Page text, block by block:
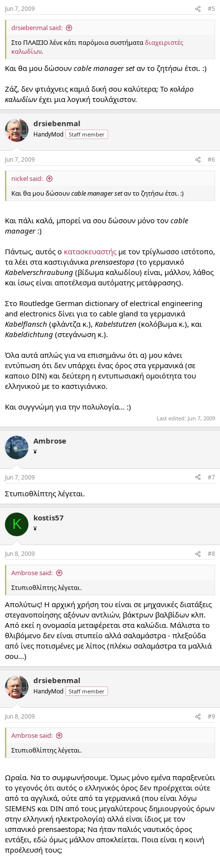
Jun 7, 2009 #5
drsiebenmal said:
Στο ΠΛΑΙΣΙΟ λένε κάτι παρόμοια συστήματαδιαχειριστές
καλωδίων.
Και θα μου δώσουν cable manager setαν το ζητήσω έτσι. :)
Ζάζ, δεν φτιάχνεις καμιά δική σου καλύτερα; Το κολάρο
καλωδίωνέχει μια λογική τουλάχιστον.
drsiebenmal
HandyMod Staff member
Jun 7, 2009 #6
nickel said:
Και θα μου δώσουνcable manager setαν το ζητήσω έτσι. :)
Και πάλι καλά, μπορεί να σου δώσουν μόνο τον cable
manager:)
Πάντως, αυτός ο κατασκευαστής με τον τρίγλωσσο ιστότοπο,
τα λέει στα καστιγιάνικα prensaestopa (το γερμανικό
Kabelverschraubung (βίδωμα καλωδίου) είναι, μάλλον, λάθος
και ίσως είναι αποτέλεσμα αυτόματης μετάφρασης).
Στο Routledge German dictionary of electrical engineering
and electronics δίνει για το cable gland τα γερμανικά
Kabelflansch (φλάντζα κ.), Kabelstutzen (κολόβωμα κ.), και
Kabeldichtung (στεγάνωση κ.).
Όλα αυτά απλώς για να επισημάνω ότι α) μου κάνει
εντύπωση ότι δεν υπάρχει ένας όρος στα γερμανικά (σε
καποιο DIN) και δεύτερη η εντυπωσιακή ομοιότητα του
ελληνικού με το καστιγιάνικο.
Και συγγνώμη για την πολυλογία... :)
Last edited: Jun 7, 2009
Ambrose
¥
Jun 7, 2009 #7
Στυπιοθλίπτης λέγεται.
K kostis57
¥
Jun 8, 2009 #8
Ambrose said:
Στυπιοθλίπτης λέγεται.
Απολύτως! Η αρχική χρήση του είναι σε μηχανικές διατάξεις
στεγανοποίησης αξόνων αντλιών, βάκτρων βαλβίδων κλπ.
Από εκεί η ονομασία μεταφέρεται στα καλώδια. Μάλιστα το
θλιβόμενο δεν είναι στυπείο αλλά σαλαμάστρα - πλεξούδα
από ίνες ποτισμένες με λίπος (πλέκω σαλαμάστρα τα μαλλιά
σου...)
drsiebenmal
HandyMod Staff member
Jun 8, 2009 #9
Ambrose said:
Στυπιοθλίπτης λέγεται.
Ωραία. Να το συμφωνήσουμε. Όμως μόνο εμένα παραξενεύει
το γεγονός ότι αυτός ο ελληνικός όρος δεν προέρχεται ούτε
από τα αγγλικά, ούτε από τα γερμανικά (που είναι λόγω
SIEMENS και DIN από τους μεγαλύτερους δημιουργούς όρων
στην ελληνική ηλεκτρολογία) αλλά είναι ίδιος με τον
ισπανικό prensaestopa; Να ήταν παλιός ναυτικός όρος
εντάξει, εδώ όμως μάλλον αποκλείεται. Ποια είναι η κοινή
προέλευσή τους;